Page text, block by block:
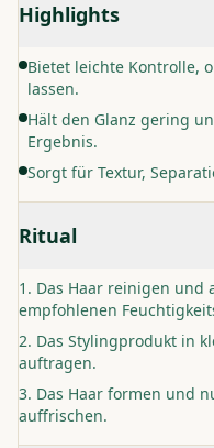
Highlights
Bietet leichte Kontrolle,
lassen.
Hält den Glanz gering
Ergebnis.
Sorgt für Textur,
Ritual
Das Haar reinigen und
empfohlenen
Das Stylingprodukt in
auftragen.
Das Haar formen und
auffrischen.